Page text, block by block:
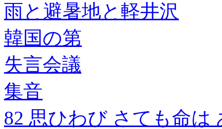
雨と避暑地と軽井沢
韓国の第
失言会議
集音
82 思ひわび さても命は